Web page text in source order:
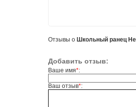
Отзывы о Школьный ранец
Добавить отзыв:
Ваше имя*:
Ваш отзыв*: